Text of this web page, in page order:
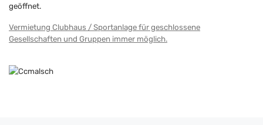
geöffnet.
Vermietung Clubhaus / Sportanlage für geschlossene
Gesellschaften und Gruppen immer möglich.